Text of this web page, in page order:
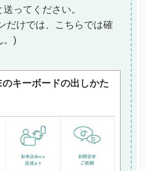
ってください。
だけでは、こちらでは確
。)
のキーボードの出しかた